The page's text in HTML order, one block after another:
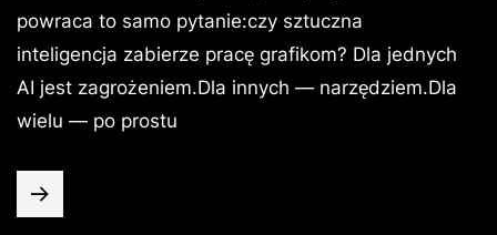
powraca to samo pytanie:czy sztuczna
inteligencja zabierze pracę grafikom? Dla jednych
AI jest zagrożeniem.Dla innych — narzędziem.Dla
wielu — po prostu